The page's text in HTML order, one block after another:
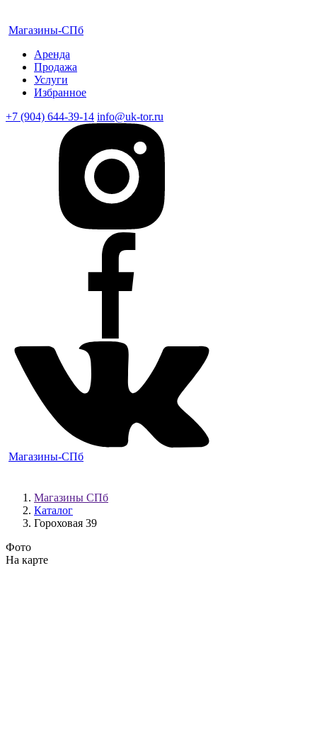
Магазины-СПб
Аренда
Продажа
Услуги
Избранное
+7 (904) 644-39-14 info@uk-tor.ru
Магазины-СПб
Магазины СПб
Каталог
Гороховая 39
Фото
На карте